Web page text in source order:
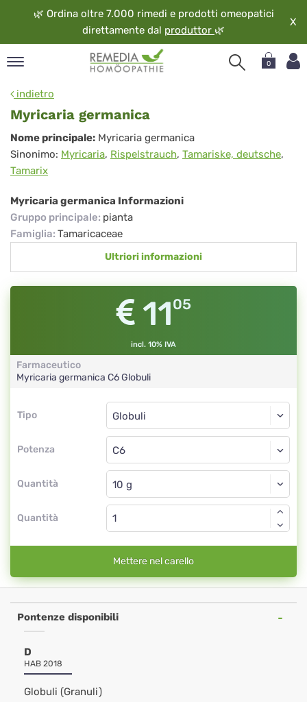
🌿 Ordina oltre 7.000 rimedi e prodotti omeopatici
direttamente dal produttor 🌿
X
0
indietro
Myricaria germanica
Myricaria
germanica
Nome principale: Myricaria germanica
Sinonimo: Myricaria, Rispelstrauch, Tamariske, deutsche,
Tamarix
Myricaria germanica Informazioni
Gruppo principale: pianta
Famiglia: Tamaricaceae
Ultriori informazioni
1105
incl. 10% IVA
Farmaceutico
Myricaria germanica C6Globuli
Tipo
Tipo
Potenza
Globuli
C6
Quantità
Globuli
Quantità
Mettere nel carello
Pontenze disponibili
D
HAB 2018
Globuli (Granuli)